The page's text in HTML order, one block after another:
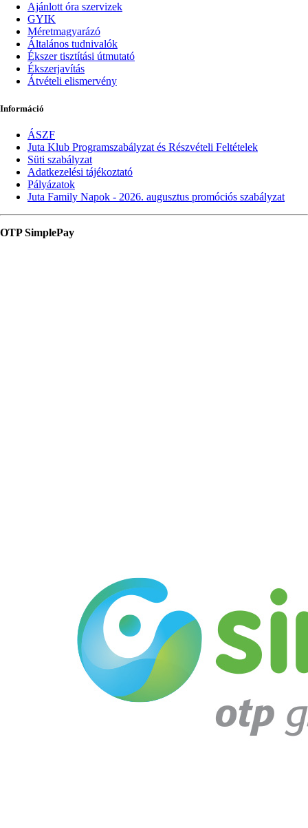
Ajánlott óra szervizek
GYIK
Méretmagyarázó
Általános tudnivalók
Ékszer tisztítási útmutató
Ékszerjavítás
Átvételi elismervény
Információ
ÁSZF
Juta Klub Programszabályzat és Részvételi Feltételek
Süti szabályzat
Adatkezelési tájékoztató
Pályázatok
Juta Family Napok - 2026. augusztus promóciós szabályzat
OTP SimplePay